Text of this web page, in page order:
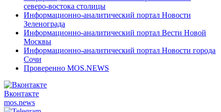
северо-востока столицы
Информационно-аналитический портал Новости
Зеленограда
Информационно-аналитический портал Вести Новой
Москвы
Информационно-аналитический портал Новости города
Сочи
Проверенно MOS.NEWS
Вконтакте
mos.news